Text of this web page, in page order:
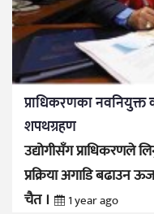
प्राधिकरणका नवनियुक्त
शपथग्रहण
उद्योगीसँग प्राधिकरणले
प्रक्रिया अगाडि बढाउन
चैत ।
1 year ago